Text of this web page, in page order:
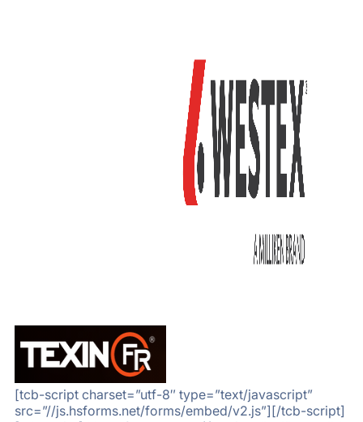
[tcb-script charset=”utf-8″ type=”text/javascript”
src=”//js.hsforms.net/forms/embed/v2.js”][/tcb-script]